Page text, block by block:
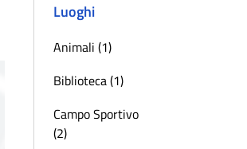
Luoghi
Animali (1)
Biblioteca (1)
Campo Sportivo
(2)